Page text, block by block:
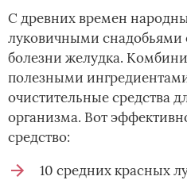
С древних времен
луковичными снадобьями
болезни желудка.
полезными
очистительные средства
организма. Вот
средство:
10 средних красных